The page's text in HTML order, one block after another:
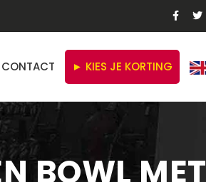
CONTACT ► KIES JE KORTING
BOWL MET